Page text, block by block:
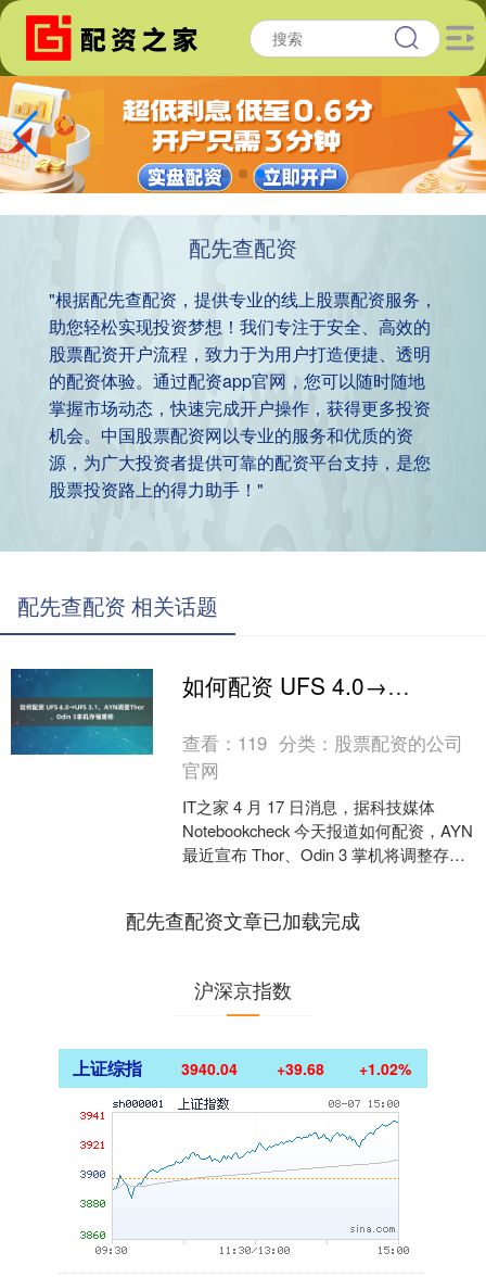
配先查配资
"根据配先查配资，提供专业的线上股票配资服务，
助您轻松实现投资梦想！我们专注于安全、高效的
股票配资开户流程，致力于为用户打造便捷、透明
的配资体验。通过配资app官网，您可以随时随地
掌握市场动态，快速完成开户操作，获得更多投资
机会。中国股票配资网以专业的服务和优质的资
源，为广大投资者提供可靠的配资平台支持，是您
股票投资路上的得力助手！"
配先查配资 相关话题
如何配资 UFS 4.0→UFS 3.1，AYN调整Thor、Odin 3掌机存储规格
查看： 119 分类： 股票配资的公司
官网
IT之家 4 月 17 日消息，据科技媒体
Notebookcheck 今天报道如何配资，AYN
最近宣布 Thor、Odin 3 掌机将调整存储
配先查配资文章已加载完成
沪深京指数
上证综指 3940.04 +39.68 +1.02%